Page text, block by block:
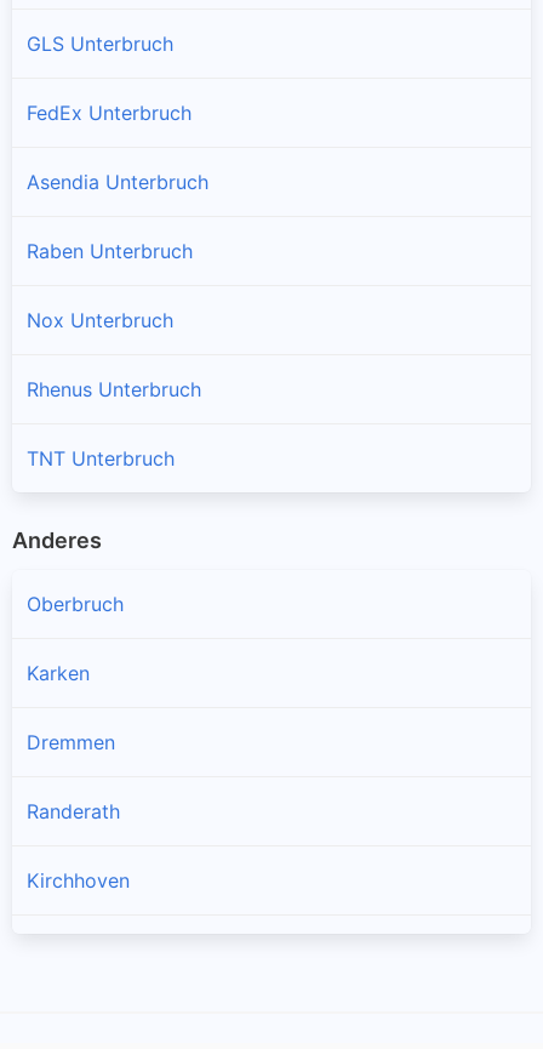
GLS Unterbruch
FedEx Unterbruch
Asendia Unterbruch
Raben Unterbruch
Nox Unterbruch
Rhenus Unterbruch
TNT Unterbruch
Anderes
Oberbruch
Karken
Dremmen
Randerath
Kirchhoven